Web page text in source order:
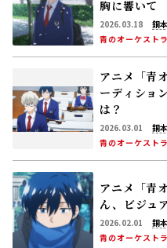
2026.03.01
銅
青のオーケスト
アニメ「青
ん、ビジュ
2026.02.01
青のオーケスト
道に乗せよ
そんな中、
る
2026.08.08
連続テレビ小説